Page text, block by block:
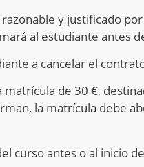
y justificado
al estudiante antes
a cancelar el
de 30 €,
la matrícula debe
curso antes o al inicio